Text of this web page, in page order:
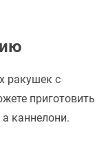
ракушек с
приготовить
каннелони.